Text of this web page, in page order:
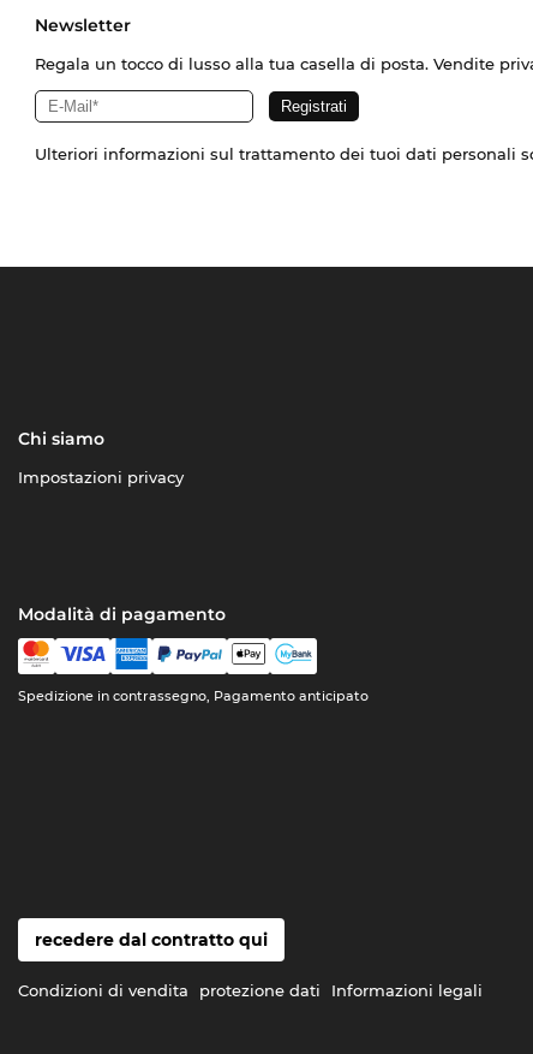
Newsletter
Regala un tocco di lusso alla tua casella di posta. Vendite
Ulteriori informazioni sul trattamento dei tuoi dati personali
Chi siamo
Impostazioni privacy
Modalità di pagamento
Spedizione in contrassegno, Pagamento anticipato
recedere dal contratto qui
Condizioni di vendita protezione dati Informazioni legali